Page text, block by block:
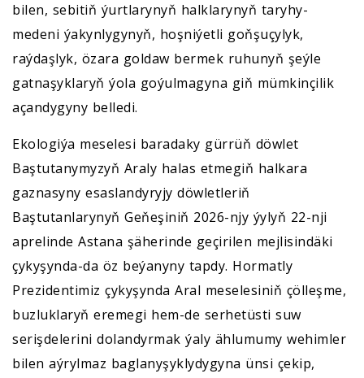
bilen, sebitiň ýurtlarynyň halklarynyň taryhy-
medeni ýakynlygynyň, hoşniýetli goňşuçylyk,
raýdaşlyk, özara goldaw bermek ruhunyň şeýle
gatnaşyklaryň ýola goýulmagyna giň mümkinçilik
açandygyny belledi.
Ekologiýa meselesi baradaky gürrüň döwlet
Baştutanymyzyň Araly halas etmegiň halkara
gaznasyny esaslandyryjy döwletleriň
Baştutanlarynyň Geňeşiniň 2026-njy ýylyň 22-nji
aprelinde Astana şäherinde geçirilen mejlisindäki
çykyşynda-da öz beýanyny tapdy. Hormatly
Prezidentimiz çykyşynda Aral meselesiniň çölleşme,
buzluklaryň eremegi hem-de serhetüsti suw
serişdelerini dolandyrmak ýaly ählumumy wehimler
bilen aýrylmaz baglanyşyklydygyna ünsi çekip,